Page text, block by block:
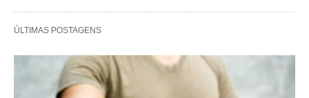
ÚLTIMAS POSTAGENS